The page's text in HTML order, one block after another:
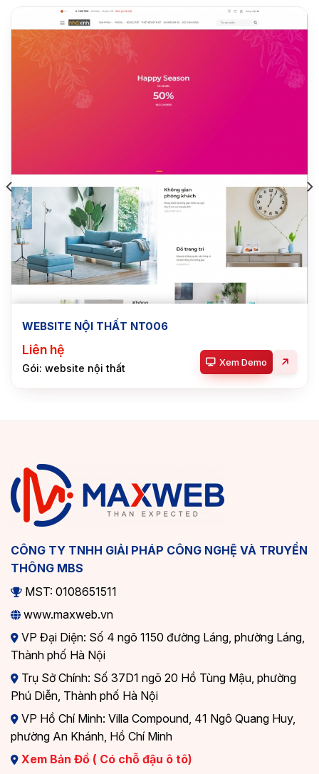
WEBSITE NỘI THẤT NT006
Liên hệ
Gói: website nội thất Xem Demo
CÔNG TY TNHH GIẢI PHÁP CÔNG NGHỆ VÀ TRUYỀN
THÔNG MBS
MST: 0108651511
www.maxweb.vn
VP Đại Diện: Số 4 ngõ 1150 đường Láng, phường Láng,
Thành phố Hà Nội
Trụ Sở Chính: Số 37D1 ngõ 20 Hồ Tùng Mậu, phường
Phú Diễn, Thành phố Hà Nội
VP Hồ Chí Minh: Villa Compound, 41 Ngô Quang Huy,
phường An Khánh, Hồ Chí Minh
Xem Bản Đồ ( Có chỗ đậu ô tô)